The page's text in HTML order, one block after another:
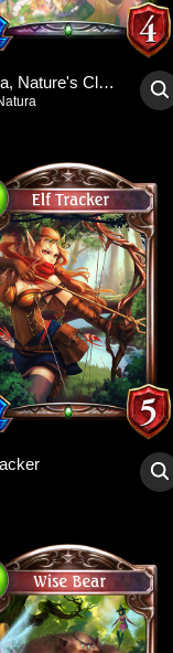
Ladica, Nature's Claws